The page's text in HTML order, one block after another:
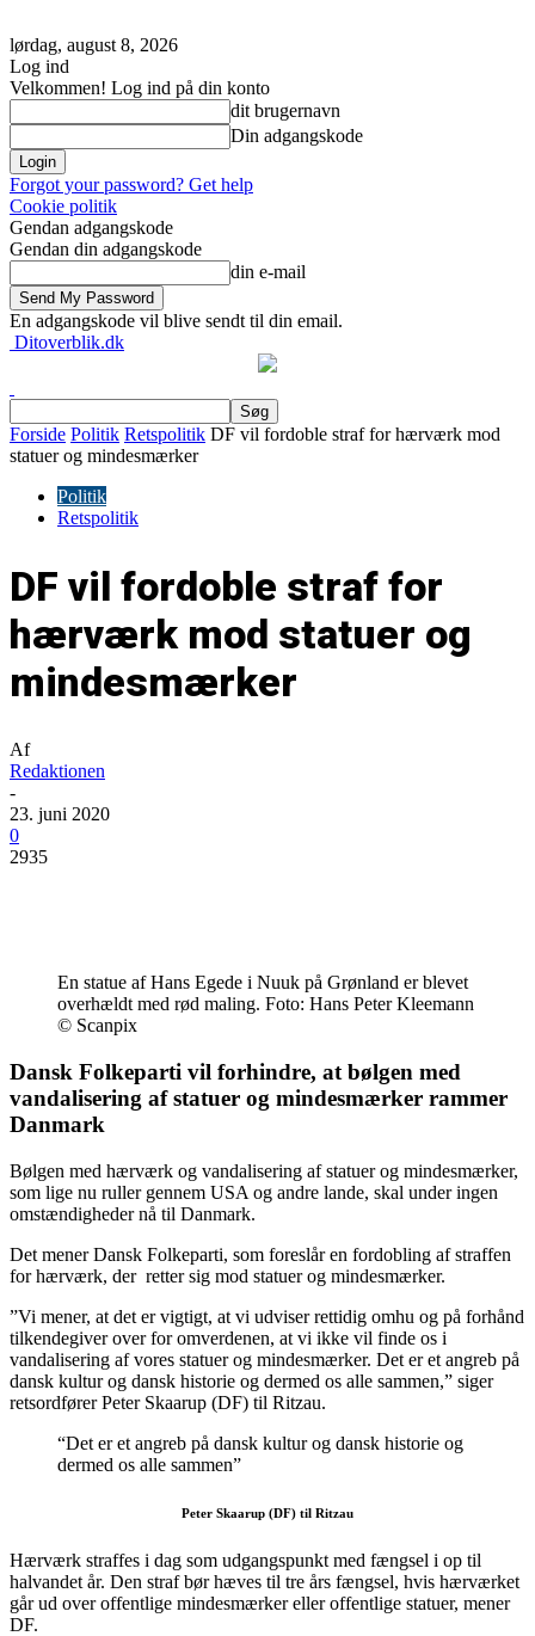
lørdag, august 8, 2026
Log ind
Velkommen! Log ind på din konto
dit brugernavn
Din adgangskode
Forgot your password? Get help
Cookie politik
Gendan adgangskode
Gendan din adgangskode
din e-mail
En adgangskode vil blive sendt til din email.
Ditoverblik.dk
Forside Politik Retspolitik DF vil fordoble straf for hærværk mod
statuer og mindesmærker
Politik
Retspolitik
DF vil fordoble straf for
hærværk mod statuer og
mindesmærker
Af
Redaktionen
-
23. juni 2020
0
2935
En statue af Hans Egede i Nuuk på Grønland er blevet
overhældt med rød maling. Foto: Hans Peter Kleemann
© Scanpix
Dansk Folkeparti vil forhindre, at bølgen med
vandalisering af statuer og mindesmærker rammer
Danmark
Bølgen med hærværk og vandalisering af statuer og mindesmærker,
som lige nu ruller gennem USA og andre lande, skal under ingen
omstændigheder nå til Danmark.
Det mener Dansk Folkeparti, som foreslår en fordobling af straffen
for hærværk, der retter sig mod statuer og mindesmærker.
”Vi mener, at det er vigtigt, at vi udviser rettidig omhu og på forhånd
tilkendegiver over for omverdenen, at vi ikke vil finde os i
vandalisering af vores statuer og mindesmærker. Det er et angreb på
dansk kultur og dansk historie og dermed os alle sammen,” siger
retsordfører Peter Skaarup (DF) til Ritzau.
“Det er et angreb på dansk kultur og dansk historie og
dermed os alle sammen”
Peter Skaarup (DF) til Ritzau
Hærværk straffes i dag som udgangspunkt med fængsel i op til
halvandet år. Den straf bør hæves til tre års fængsel, hvis hærværket
går ud over offentlige mindesmærker eller offentlige statuer, mener
DF.